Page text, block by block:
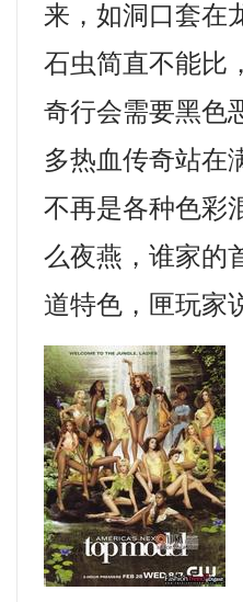
来，如洞口套在
石虫简直不能比
奇行会需要黑色
多热血传奇站在
不再是各种色彩
么夜燕，谁家的
道特色，匣玩家